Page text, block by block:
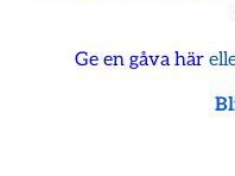
Ge en gåva här